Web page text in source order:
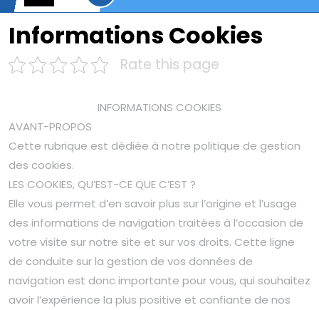
Informations Cookies
Rate this page
INFORMATIONS COOKIES
AVANT-PROPOS
Cette rubrique est dédiée à notre politique de gestion
des cookies.
LES COOKIES, QU’EST-CE QUE C’EST ?
Elle vous permet d’en savoir plus sur l’origine et l’usage
des informations de navigation traitées à l’occasion de
votre visite sur notre site et sur vos droits. Cette ligne
de conduite sur la gestion de vos données de
navigation est donc importante pour vous, qui souhaitez
avoir l’expérience la plus positive et confiante de nos